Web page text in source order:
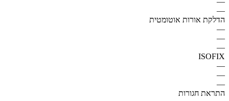
—
הדלקת אורות אוטומטית
—
—
—
ISOFIX
—
—
—
התראת חגורות